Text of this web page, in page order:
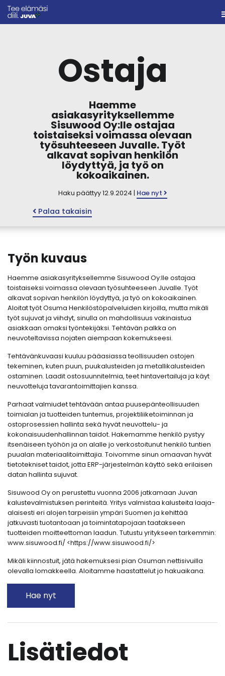
Ostaja
Haemme
asiakasyrityksellemme
Sisuwood Oy:lle ostajaa
toistaiseksi voimassa olevaan
työsuhteeseen Juvalle. Työt
alkavat sopivan henkilön
löydyttyä, ja työ on
kokoaikainen.
Haku päättyy 12.9.2024 | Hae nyt
Palaa takaisin
Työn kuvaus
Haemme asiakasyrityksellemme Sisuwood Oy:lle ostajaa
toistaiseksi voimassa olevaan työsuhteeseen Juvalle. Työt
alkavat sopivan henkilön löydyttyä, ja työ on kokoaikainen.
Aloitat työt Osuma Henkilöstöpalveluiden kirjoilla, mutta mikäli
työt sujuvat ja viihdyt, sinulla on mahdollisuus vakinaistua
asiakkaan omaksi työntekijäksi. Tehtävän palkka on
neuvoteltavissa nojaten aiempaan kokemukseesi.
Tehtävänkuvaasi kuuluu pääasiassa teollisuuden ostojen
tekeminen, kuten puun, puukalusteiden ja metallikalusteiden
ostaminen. Laadit ostosuunnitelmia, teet hintavertailuja ja käyt
neuvotteluja tavarantoimittajien kanssa.
Parhaat valmiudet tehtävään antaa puusepänteollisuuden
toimialan ja tuotteiden tuntemus, projektiliiketoiminnan ja
ostoprosessien hallinta sekä hyvät neuvottelu- ja
kokonaisuudenhallinnan taidot. Hakemamme henkilö pystyy
itsenäiseen työhön ja on alalle jo verkostoitunut henkilö tuntien
puualan materiaalitoimittajia. Toivomme sinun omaavan hyvät
tietotekniset taidot, jotta ERP-järjestelmän käyttö sekä erilaisen
datan hallinta sujuvat.
Sisuwood Oy on perustettu vuonna 2006 jatkamaan Juvan
kalustevalmistuksen perinteitä. Yritys valmistaa kalusteita laaja-
alaisesti eri alojen tarpeisiin ympäri Suomen ja kehittää
jatkuvasti tuotantoaan ja toimintatapojaan taatakseen
tuotteiden moitteettoman laadun. Tutustu yritykseen tarkemmin:
www.sisuwood.fi/ <https://www.sisuwood.fi/>
Mikäli kiinnostuit, jätä hakemuksesi pian Osuman nettisivuilla
olevalla lomakkeella. Aloitamme haastattelut jo hakuaikana.
Hae nyt
Lisätiedot